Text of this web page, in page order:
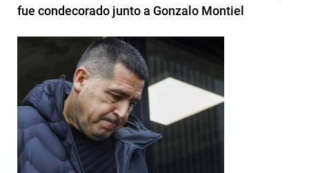
fue condecorado junto a Gonzalo Montiel